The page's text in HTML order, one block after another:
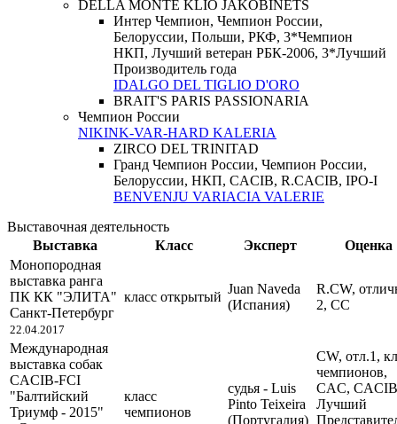
DELLA MONTE KLIO JAKOBINETS
Интер Чемпион, Чемпион России,
Белоруссии, Польши, РКФ, 3*Чемпион
НКП, Лучший ветеран РБК-2006, 3*Лучший
Производитель года
IDALGO DEL TIGLIO D'ORO
BRAIT'S PARIS PASSIONARIA
Чемпион России
NIKINK-VAR-HARD KALERIA
ZIRCO DEL TRINITAD
Гранд Чемпион России, Чемпион России,
Белоруссии, НКП, CACIB, R.CACIB, IPO-I
BENVENJU VARIACIA VALERIE
Выставочная деятельность
Выставка
Класс Эксперт
Оценка
Монопородная
выставка ранга
ПК КК "ЭЛИТА"
Санкт-Петербург
22.04.2017
класс открытый
Juan Naveda
(Испания)
R.CW,
2, СС
Международная
выставка собак
CACIB-FCI
"Балтийский
Триумф - 2015"
класс
чемпионов
судья - Luis
Pinto Teixeira
(Португалия)
CW, отл.1,
чемпионов,
CAC, CACIB
Лучший